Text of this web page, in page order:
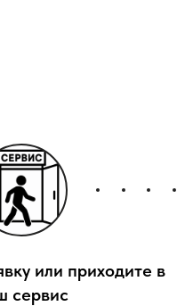
или приходите в
сервис